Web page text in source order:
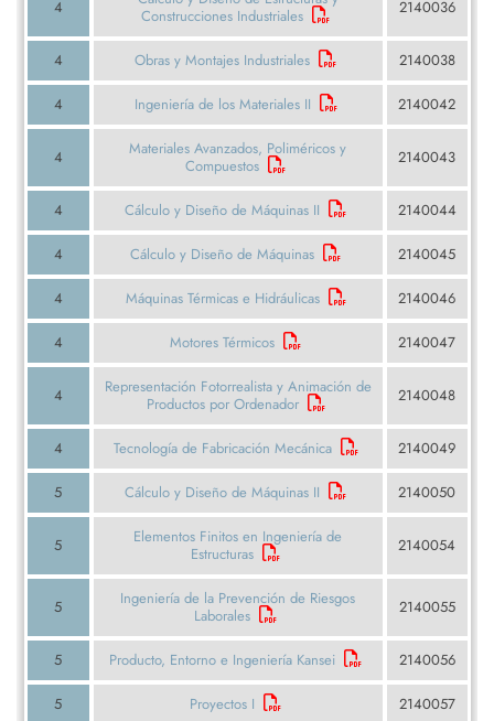
4
Construcciones Industriales
2140036
4 Obras y Montajes Industriales 2140038
4 Ingeniería de los Materiales II 2140042
4
Materiales Avanzados, Poliméricos y
Compuestos
2140043
4 Cálculo y Diseño de Máquinas II 2140044
4 Cálculo y Diseño de Máquinas 2140045
4 Máquinas Térmicas e Hidráulicas 2140046
4 Motores Térmicos 2140047
4
Representación Fotorrealista y Animación de
Productos por Ordenador
2140048
4 Tecnología de Fabricación Mecánica 2140049
5 Cálculo y Diseño de Máquinas II 2140050
5
Elementos Finitos en Ingeniería de
Estructuras
2140054
5
Ingeniería de la Prevención de Riesgos
Laborales
2140055
5 Producto, Entorno e Ingeniería Kansei 2140056
5 Proyectos I 2140057